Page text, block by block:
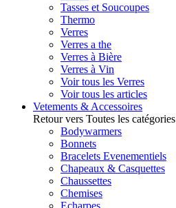
Tasses et Soucoupes
Thermo
Verres
Verres a the
Verres à Bière
Verres à Vin
Voir tous les Verres
Voir tous les articles
Vetements & Accessoires
Retour vers Toutes les catégories
Bodywarmers
Bonnets
Bracelets Evenementiels
Chapeaux & Casquettes
Chaussettes
Chemises
Echarpes